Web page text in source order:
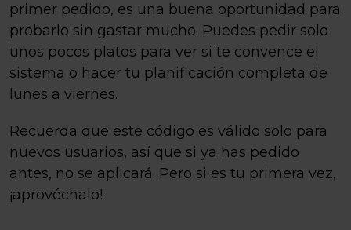
primer pedido, es una buena oportunidad para
probarlo sin gastar mucho. Puedes pedir solo
unos pocos platos para ver si te convence el
sistema o hacer tu planificación completa de
lunes a viernes.
Recuerda que este código es válido solo para
nuevos usuarios, así que si ya has pedido
antes, no se aplicará. Pero si es tu primera vez,
¡aprovéchalo!